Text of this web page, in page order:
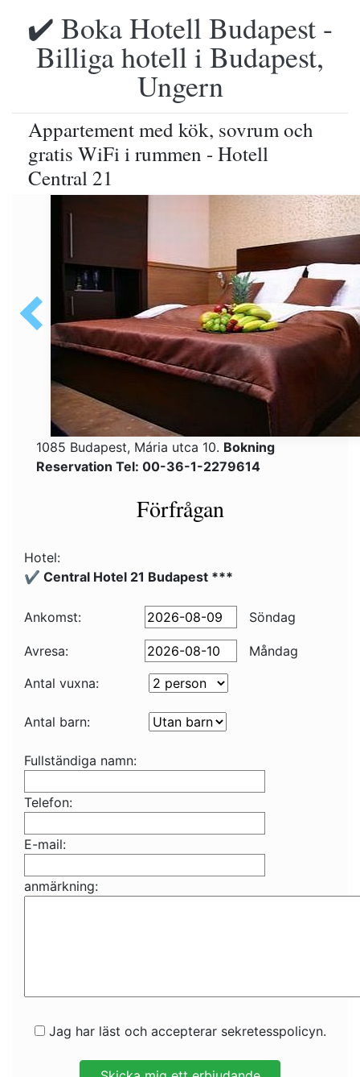
✔️ Boka Hotell Budapest -
Billiga hotell i Budapest,
Ungern
Appartement med kök, sovrum och
gratis WiFi i rummen - Hotell
Central 21
1085 Budapest, Mária utca 10. Bokning
Reservation Tel: 00-36-1-2279614
Förfrågan
Hotel:
✔️ Central Hotel 21 Budapest ***
Ankomst: Söndag
Avresa:
Måndag
Antal vuxna:
Antal barn:
Fullständiga namn:
Telefon:
E-mail:
anmärkning:
Jag har läst och accepterar sekretesspolicyn.